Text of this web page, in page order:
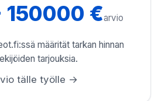
€arvio
määrität tarkan hinnan
tarjouksia.
tälle työlle →